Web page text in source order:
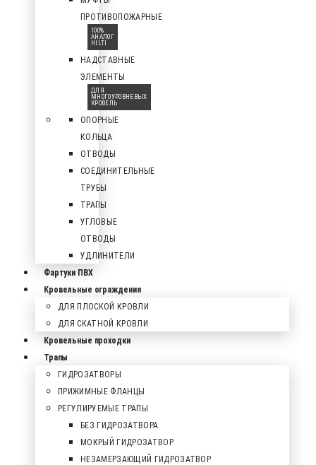
ПРОТИВОПОЖАРНЫЕ
100%
АНАЛОГ
HILTI
НАДСТАВНЫЕ
ЭЛЕМЕНТЫ
ДЛЯ
МНОГОУРОВНЕВЫХ
КРОВЕЛЬ
ОПОРНЫЕ
КОЛЬЦА
ОТВОДЫ
СОЕДИНИТЕЛЬНЫЕ
ТРУБЫ
ТРАПЫ
УГЛОВЫЕ
ОТВОДЫ
УДЛИНИТЕЛИ
Фартуки ПВХ
Кровельные ограждения
ДЛЯ ПЛОСКОЙ КРОВЛИ
ДЛЯ СКАТНОЙ КРОВЛИ
Кровельные проходки
Трапы
ГИДРОЗАТВОРЫ
ПРИЖИМНЫЕ ФЛАНЦЫ
РЕГУЛИРУЕМЫЕ ТРАПЫ
БЕЗ ГИДРОЗАТВОРА
МОКРЫЙ ГИДРОЗАТВОР
НЕЗАМЕРЗАЮЩИЙ ГИДРОЗАТВОР